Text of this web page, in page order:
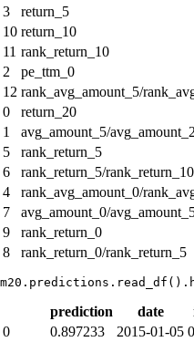
3
return_5
10 return_10
11 rank_return_10
2
pe_ttm_0
12 rank_avg_amount_5/
0
return_20
1
avg_amount_5/
5
rank_return_5
6
rank_return_5/rank_return_10
4
rank_avg_amount_0/
7
avg_amount_0/
9
rank_return_0
8
rank_return_0/rank_return_5
prediction date
0
0.897233 2015-01-05